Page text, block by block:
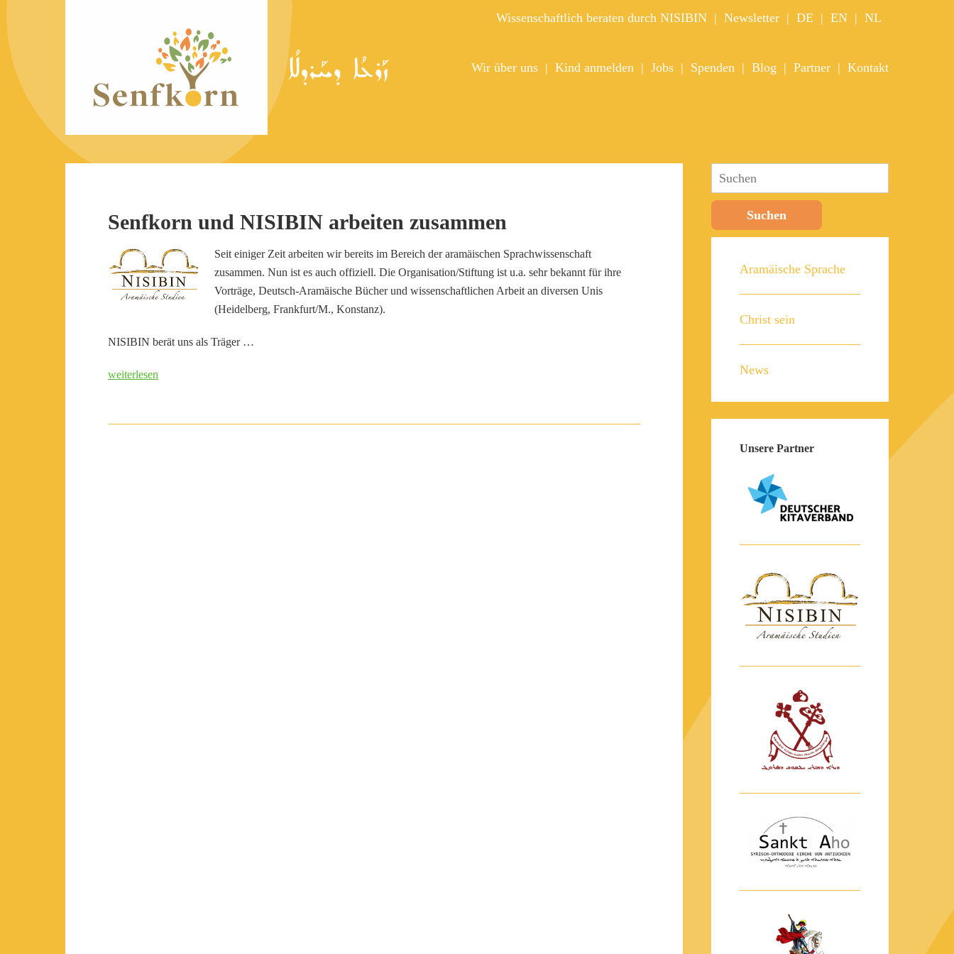
Wir über uns Kind anmelden Jobs Spenden Blog Partner Kontakt
Wissenschaftlich beraten durch NISIBIN Newsletter DE EN NL
Senfkorn und NISIBIN arbeiten zusammen
Seit einiger Zeit arbeiten wir bereits im Bereich der aramäischen Sprachwissenschaft
zusammen. Nun ist es auch offiziell. Die Organisation/Stiftung ist u.a. sehr bekannt für ihre
Vorträge, Deutsch-Aramäische Bücher und wissenschaftlichen Arbeit an diversen Unis
(Heidelberg, Frankfurt/M., Konstanz).
NISIBIN berät uns als Träger …
weiterlesen
Suchen
Aramäische Sprache
Christ sein
News
Unsere Partner